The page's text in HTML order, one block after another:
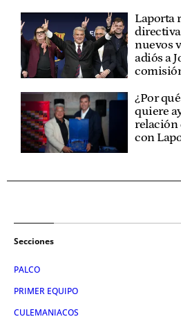
Laporta
directiva
nuevos
adiós a
¿Por
quiere
relación
con
Secciones
PALCO
PRIMER EQUIPO
CULEMANIACOS